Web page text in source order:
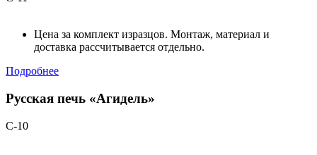
Цена за комплект изразцов. Монтаж, материал и
доставка рассчитывается отдельно.
Подробнее
Русская печь «Агидель»
С-10